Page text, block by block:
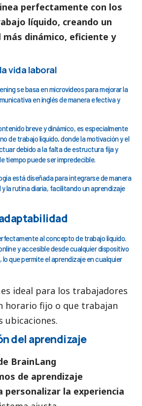
perfectamente con los
líquido, creando un
dinámico, eficiente y
vida laboral
se basa en microvideos para mejorar la
en inglés de manera efectiva y
breve y dinámico, es especialmente
de trabajo líquido, donde la motivación y el
debido a la falta de estructura fija y
tiempo puede ser impredecible.
está diseñada para integrarse de manera
la rutina diaria, facilitando un aprendizaje
al concepto de trabajo líquido.
y accesible desde cualquier dispositivo
que permite el aprendizaje en cualquier
ideal para los trabajadores
horario fijo o que trabajan
ubicaciones.
del aprendizaje
BrainLang
de aprendizaje
personalizar la experiencia